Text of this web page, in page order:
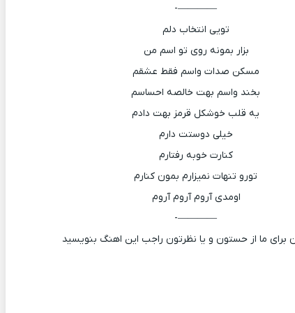
————-
تویی انتخاب دلم
بزار بمونه روی تو اسم من
مسکن صدات واسم فقط عشقم
بخند واسم بهت خالصه احساسم
یه قلب خوشکل قرمز بهت دادم
خیلی دوستت دارم
کنارت خوبه رفتارم
تورو تنهات نمیزارم بمون کنارم
اومدی آروم آروم آروم
————-
برای ما از حستون و یا نظرتون راجب این اهنگ بنویسید